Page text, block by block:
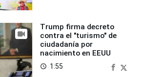
Trump firma decreto
contra el "turismo" de
ciudadanía por
nacimiento en EEUU
access_time 1:55